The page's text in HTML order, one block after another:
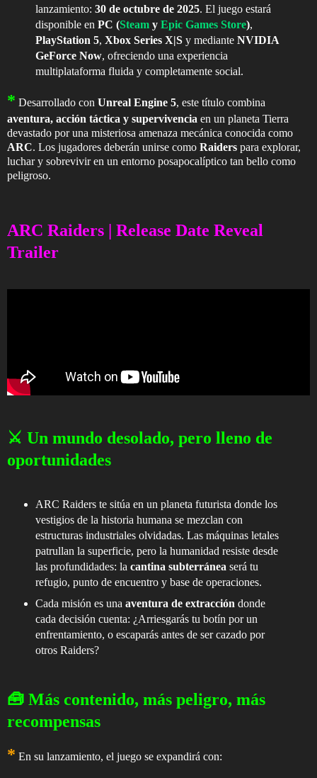
lanzamiento: 30 de octubre de 2025. El juego estará
disponible en PC (Steamy Epic Games Store),
PlayStation 5, Xbox Series X|Sy mediante NVIDIA
GeForce Now, ofreciendo una experiencia
multiplataforma fluida y completamente social.
* Desarrollado con Unreal Engine 5, este título combina
aventura, acción táctica y supervivencia en un planeta Tierra
devastado por una misteriosa amenaza mecánica conocida como
ARC. Los jugadores deberán unirse como Raiders para explorar,
luchar y sobrevivir en un entorno posapocalíptico tan bello como
peligroso.
ARC Raiders | Release Date Reveal
Trailer
⚔️ Un mundo desolado, pero lleno de
oportunidades
ARC Raiders te sitúa en un planeta futurista donde los
vestigios de la historia humana se mezclan con
estructuras industriales olvidadas. Las máquinas letales
patrullan la superficie, pero la humanidad resiste desde
las profundidades: la cantina subterránea será tu
refugio, punto de encuentro y base de operaciones.
Cada misión es una aventura de extracción donde
cada decisión cuenta: ¿Arriesgarás tu botín por un
enfrentamiento, o escaparás antes de ser cazado por
otros Raiders?
🧰 Más contenido, más peligro, más
recompensas
* En su lanzamiento, el juego se expandirá con: